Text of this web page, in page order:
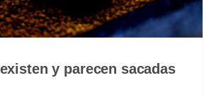
y parecen sacadas